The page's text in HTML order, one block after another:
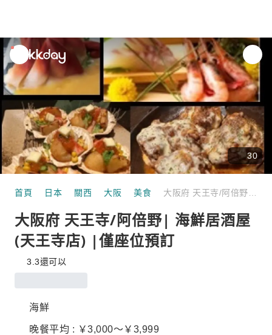
unread
notifications
30
首頁 日本 關西 大阪 美食
大阪府 天王寺/阿倍野| 海鮮居酒屋
(天王寺店) |僅座位預訂
3.3還可以
海鮮
晚餐平均 : ￥3,000～￥3,999